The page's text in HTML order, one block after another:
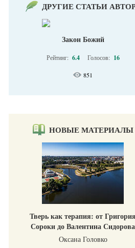
ДРУГИЕ СТАТЬИ
Закон Божий
Рейтинг: 6.4 Голосов: 16
851
НОВЫЕ МАТЕРИАЛЫ
Тверь как терапия: от Григория
Сороки до Валентина Сидорова
Оксана Головко